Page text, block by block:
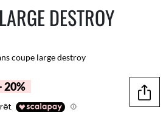
DESTROY
coupe large destroy
20%